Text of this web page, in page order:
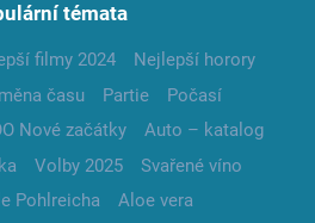
témata
filmy 2024
Nejlepší horory
času Partie
Počasí
Nové začátky
Auto – katalog
Volby 2025
Svařené víno
Pohlreicha
Aloe vera